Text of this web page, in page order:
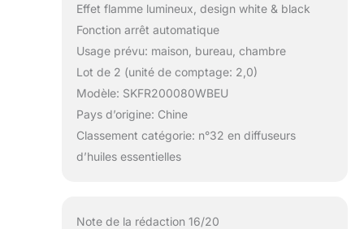
Effet flamme lumineux, design white & black
Fonction arrêt automatique
Usage prévu: maison, bureau, chambre
Lot de 2 (unité de comptage: 2,0)
Modèle: SKFR200080WBEU
Pays d’origine: Chine
Classement catégorie: n°32 en diffuseurs
d’huiles essentielles
Note de la rédaction 16/20